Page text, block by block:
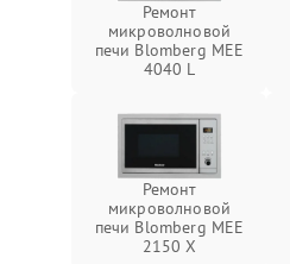
Ремонт
микроволновой
печи Blomberg MEE
4040 L
Ремонт
микроволновой
печи Blomberg MEE
2150 X